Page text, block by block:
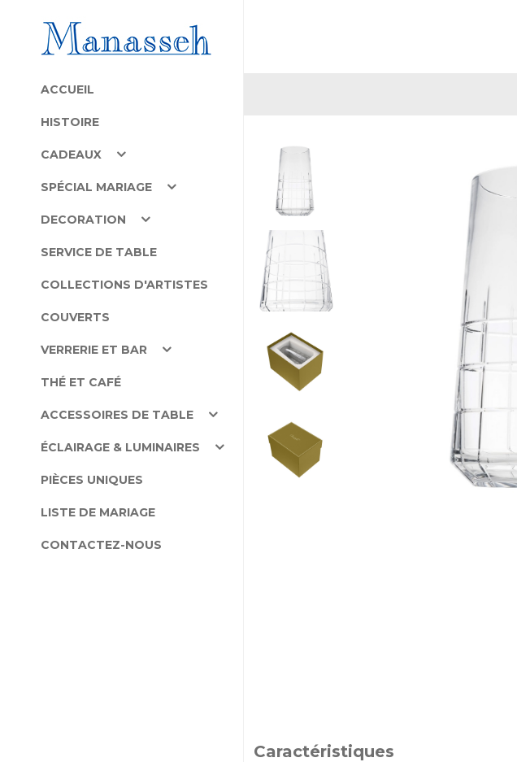
ACCUEIL
HISTOIRE
CADEAUX
SPÉCIAL MARIAGE
DECORATION
SERVICE DE TABLE
COLLECTIONS D'ARTISTES
COUVERTS
VERRERIE ET BAR
THÉ ET CAFÉ
ACCESSOIRES DE TABLE
ÉCLAIRAGE & LUMINAIRES
PIÈCES UNIQUES
LISTE DE MARIAGE
CONTACTEZ-NOUS
Caractéristiques